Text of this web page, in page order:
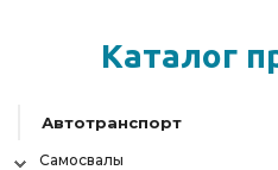
Каталог
Автотранспорт
Самосвалы